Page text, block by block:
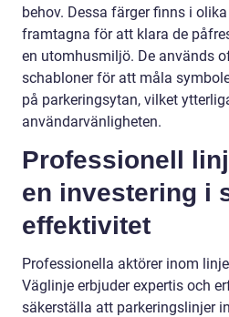
behov. Dessa färger finns i
framtagna för att klara de
en utomhusmiljö. De används
schabloner för att måla
på parkeringsytan, vilket
användarvänligheten.
Professionell
en investering i
effektivitet
Professionella aktörer inom
Väglinje erbjuder expertis och
säkerställa att parkeringslinjer